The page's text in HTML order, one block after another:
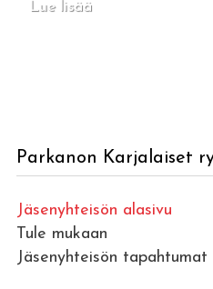
Lue lisää
Parkanon Karjalaiset
Jäsenyhteisön alasivu
Tule mukaan
Jäsenyhteisön tapahtumat